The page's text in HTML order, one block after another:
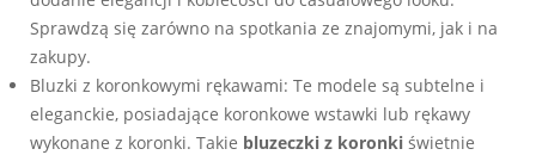
Sprawdzą się zarówno na spotkania ze znajomymi, jak i na
zakupy.
Bluzki z koronkowymi rękawami: Te modele są subtelne i
eleganckie, posiadające koronkowe wstawki lub rękawy
wykonane z koronki. Takie bluzeczki z koronki świetnie